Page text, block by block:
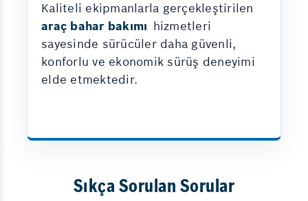
Kaliteli ekipmanlarla gerçekleştirilen
araç bahar bakımı hizmetleri
sayesinde sürücüler daha güvenli,
konforlu ve ekonomik sürüş deneyimi
elde etmektedir.
Sıkça Sorulan Sorular